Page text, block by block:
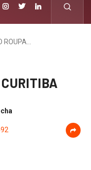
ROUPA…
CURITIBA